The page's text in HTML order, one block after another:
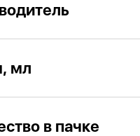
мл
в пачке